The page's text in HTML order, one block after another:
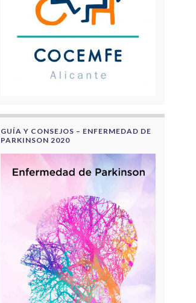
GUÍA Y CONSEJOS – ENFERMEDAD DE
PARKINSON 2020